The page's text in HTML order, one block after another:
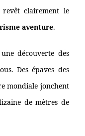
revêt clairement le
aventure.
découverte des
Des épaves des
mondiale jonchent
de mètres de